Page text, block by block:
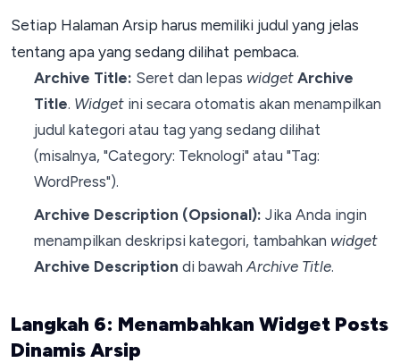
Setiap Halaman Arsip harus memiliki judul yang jelas
tentang apa yang sedang dilihat pembaca.
Archive Title: Seret dan lepas widget Archive
Title. Widgetini secara otomatis akan menampilkan
judul kategori atau tag yang sedang dilihat
(misalnya, "Category: Teknologi" atau "Tag:
WordPress").
Archive Description (Opsional): Jika Anda ingin
menampilkan deskripsi kategori, tambahkan widget
Archive Description di bawahArchive Title.
Langkah 6: Menambahkan Widget Posts
Dinamis Arsip